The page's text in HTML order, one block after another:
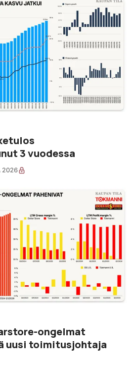
3 vuodessa
2026
ongelmat
uusi toimitusjohtaja